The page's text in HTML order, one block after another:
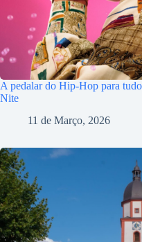
A pedalar do Hip-Hop para
Nite
11 de Março, 2026